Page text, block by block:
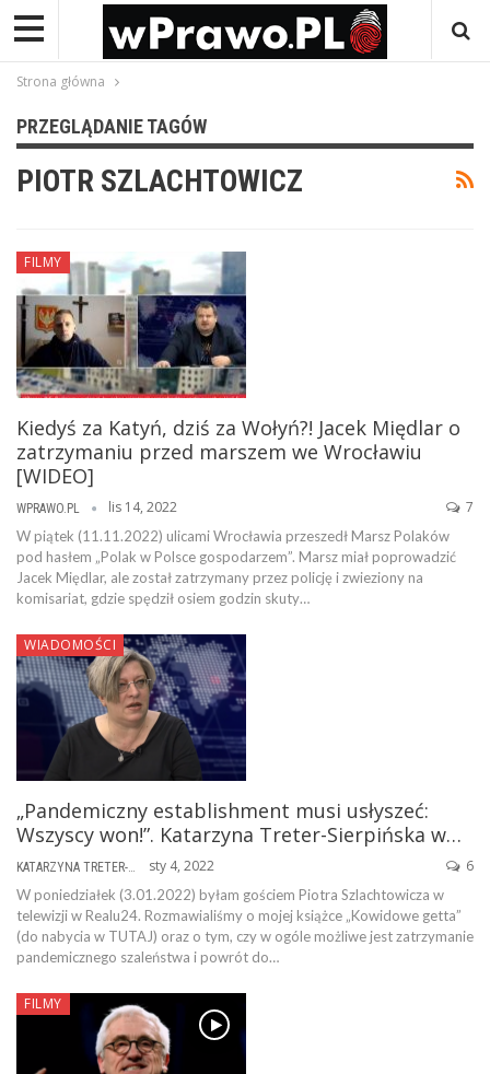
Strona główna
PRZEGLĄDANIE TAGÓW
PIOTR SZLACHTOWICZ
FILMY
Kiedyś za Katyń, dziś za Wołyń?! Jacek Międlar o
zatrzymaniu przed marszem we Wrocławiu
[WIDEO]
WPRAWO.PL lis 14, 2022 7
W piątek (11.11.2022) ulicami Wrocławia przeszedł Marsz Polaków
pod hasłem „Polak w Polsce gospodarzem”. Marsz miał poprowadzić
Jacek Międlar, ale został zatrzymany przez policję i zwieziony na
komisariat, gdzie spędził osiem godzin skuty…
WIADOMOŚCI
„Pandemiczny establishment musi usłyszeć:
Wszyscy won!”. Katarzyna Treter-Sierpińska w…
KATARZYNA TRETER-SIERPIŃSKA sty 4, 2022 6
W poniedziałek (3.01.2022) byłam gościem Piotra Szlachtowicza w
telewizji w Realu24. Rozmawialiśmy o mojej książce „Kowidowe getta”
(do nabycia w TUTAJ) oraz o tym, czy w ogóle możliwe jest zatrzymanie
pandemicznego szaleństwa i powrót do…
FILMY